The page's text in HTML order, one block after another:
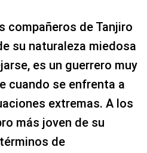
compañeros de Tanjiro
su naturaleza miedosa
es un guerrero muy
cuando se enfrenta a
extremas. A los
más joven de su
de